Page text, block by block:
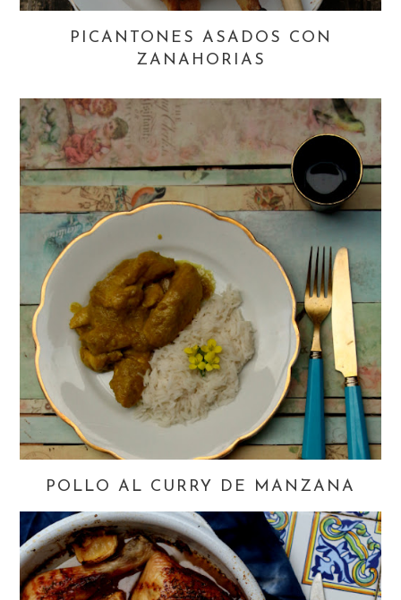
PICANTONES ASADOS CON
ZANAHORIAS
POLLO AL CURRY DE MANZANA